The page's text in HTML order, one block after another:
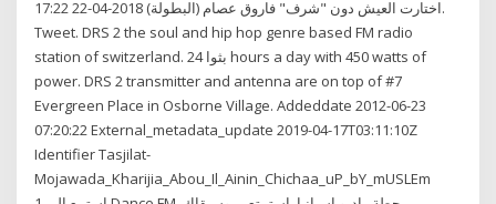
اختارت العيش دون "شرف" فاروق عصام (البطولة) 2018-04-22 17:22.
Tweet. DRS 2 the soul and hip hop genre based FM radio
station of switzerland. بثوا 24 hours a day with 450 watts of
power. DRS 2 transmitter and antenna are on top of #7
Evergreen Place in Osborne Village. Addeddate 2012-06-23
07:20:22 External_metadata_update 2019-04-17T03:11:10Z
Identifier Tasjilat-
Mojawada_Kharijia_Abou_Il_Ainin_Chichaa_uP_bY_mUSLEm